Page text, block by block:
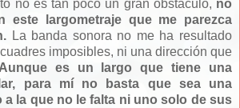
no es tan poco un gran obstáculo, no
este largometraje que me parezca
La banda sonora no me ha resultado
imposibles, ni una dirección que
Aunque es un largo que tiene una
para mí no basta que sea una
a la que no le falta ni uno solo de sus